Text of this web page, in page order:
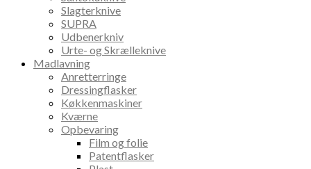
Slagterknive
SUPRA
Udbenerkniv
Urte- og Skrælleknive
Madlavning
Anretterringe
Dressingflasker
Køkkenmaskiner
Kværne
Opbevaring
Film og folie
Patentflasker